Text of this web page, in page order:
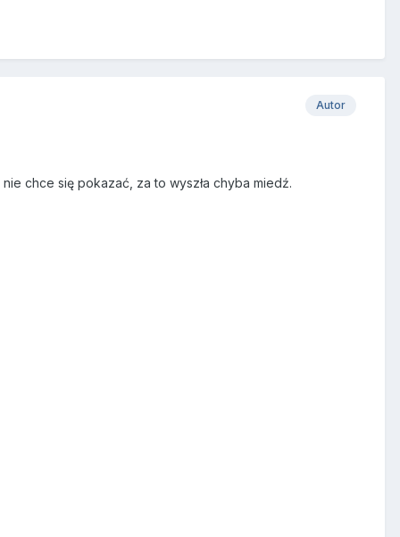
Autor
chce się pokazać, za to wyszła chyba miedź.